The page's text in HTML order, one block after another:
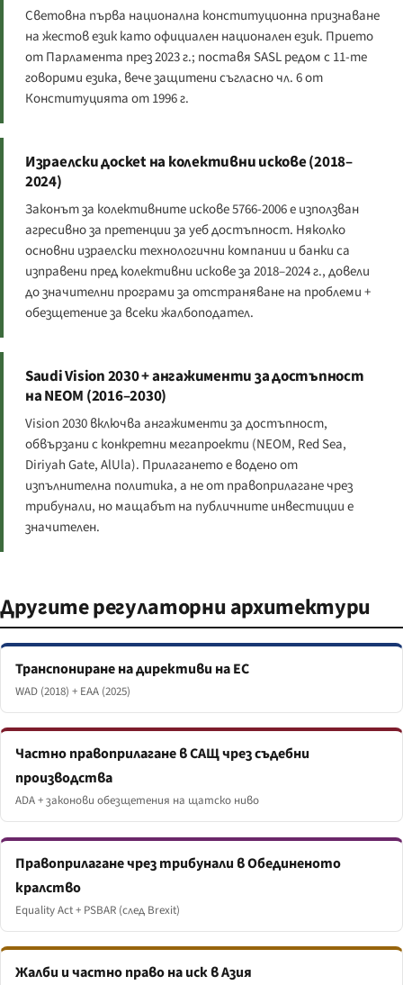
Световна първа национална конституционна признаване
на жестов език като официален национален език. Прието
от Парламента през 2023 г.; поставя SASL редом с 11-те
говорими езика, вече защитени съгласно чл. 6 от
Конституцията от 1996 г.
Израелски дocket на колективни искове (2018–
2024)
Законът за колективните искове 5766-2006 е използван
агресивно за претенции за уеб достъпност. Няколко
основни израелски технологични компании и банки са
изправени пред колективни искове за 2018–2024 г., довели
до значителни програми за отстраняване на проблеми +
обезщетение за всеки жалбоподател.
Saudi Vision 2030 + ангажименти за достъпност
на NEOM (2016–2030)
Vision 2030 включва ангажименти за достъпност,
обвързани с конкретни мегапроекти (NEOM, Red Sea,
Diriyah Gate, AlUla). Прилагането е водено от
изпълнителна политика, а не от правоприлагане чрез
трибунали, но мащабът на публичните инвестиции е
значителен.
Другите регулаторни архитектури
Транспониране на директиви на ЕС
WAD (2018) + EAA (2025)
Частно правоприлагане в САЩ чрез съдебни
производства
ADA + законови обезщетения на щатско ниво
Правоприлагане чрез трибунали в Обединеното
кралство
Equality Act + PSBAR (след Brexit)
Жалби и частно право на иск в Азия